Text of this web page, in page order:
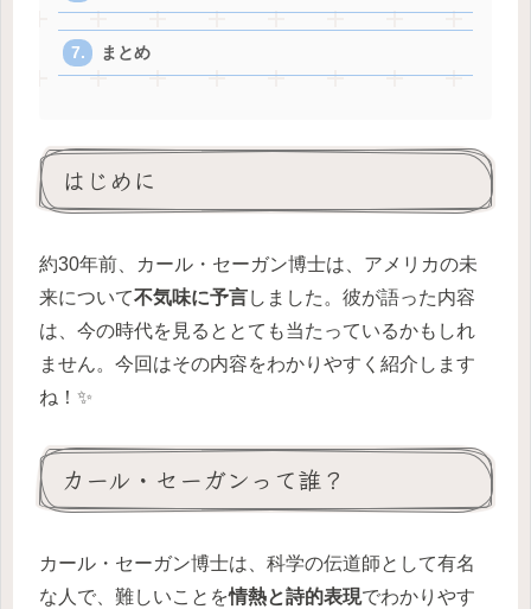
まとめ
はじめに
約30年前、カール・セーガン博士は、アメリカの未
来について不気味に予言しました。彼が語った内容
は、今の時代を見るととても当たっているかもしれ
ません。今回はその内容をわかりやすく紹介します
ね！✨
カール・セーガンって誰？
カール・セーガン博士は、科学の伝道師として有名
な人で、難しいことを情熱と詩的表現でわかりやす